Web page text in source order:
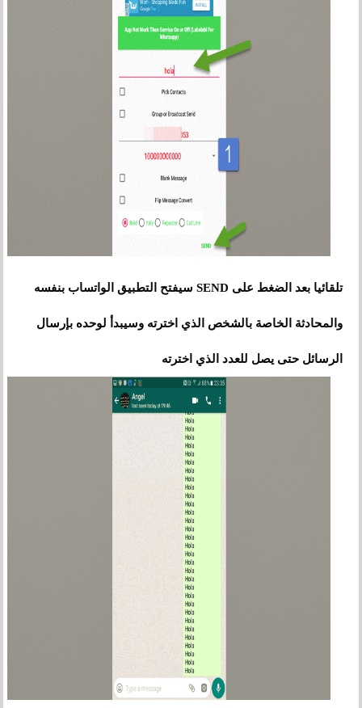
تلقائيا بعد الضغط على SEND سيفتح التطبيق الواتساب بنفسه
والمحادثة الخاصة بالشخص الذي اخترته وسيبدأ لوحده بإرسال
الرسائل حتى يصل للعدد الذي اخترته